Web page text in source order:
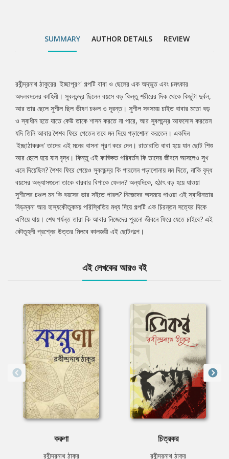
চিরন্তন সত্যের দিকে এগিয়ে যায়। শেষ পর্যন্ত তারা কি আবার নিজেদের পুরনো
SUMMARY AUTHOR DETAILS REVIEW
Tab
Article
রবীন্দ্রনাথ ঠাকুরের 'ইচ্ছাপূরণ' গল্পটি বাবা ও ছেলের এক অদ্ভুত এবং চমৎকার
অদলবদলের কাহিনী। সুবলচন্দ্র ছিলেন বয়সে বড় কিন্তু শরীরের দিক থেকে কিছুটা দুর্বল,
আর তার ছেলে সুশীল ছিল ভীষণ চঞ্চল ও দূরন্ত। সুশীল সবসময় চাইত বাবার মতো বড়
ও স্বাধীন হতে যাতে কেউ তাকে শাসন করতে না পারে, আর সুবলচন্দ্র আফসোস করতেন
যদি তিনি আবার শৈশব ফিরে পেতেন তবে মন দিয়ে পড়াশোনা করতেন। একদিন
'ইচ্ছাঠাকরুন' তাদের এই মনের বাসনা পূরণ করে দেন। রাতারাতি বাবা হয়ে যান ছোট শিশু
আর ছেলে হয়ে যান বৃদ্ধ। কিন্তু এই কাঙ্ক্ষিত পরিবর্তন কি তাদের জীবনে আসলেও সুখ
এনে দিয়েছিল? শৈশব ফিরে পেয়েও সুবলচন্দ্র কি পারলেন পড়াশোনায় মন দিতে, নাকি বৃদ্ধ
বয়সের অভ্যাসগুলো তাকে বারবার বিপাকে ফেলল? অন্যদিকে, হঠাৎ বড় হয়ে যাওয়া
সুশীলের চঞ্চল মন কি বয়সের ভার সইতে পারল? নিজেদের অসময়ে পাওয়া এই স্বাধীনতার
বিড়ম্বনা আর হাস্যকৌতুকময় পরিস্থিতির মধ্য দিয়ে গল্পটি এক চিরন্তন সত্যের দিকে
এগিয়ে যায়। শেষ পর্যন্ত তারা কি আবার নিজেদের পুরনো জীবনে ফিরে যেতে চাইবে? এই
কৌতূহলী প্রশ্নের উত্তর মিলবে কালজয়ী এই ছোটগল্পে।
এই লেখকের আরও বই
করুণা
রবীন্দ্রনাথ ঠাকুর
চিত্রকর
রবীন্দ্রনাথ ঠাকুর